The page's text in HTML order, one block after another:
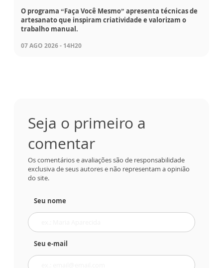
O programa “Faça Você Mesmo” apresenta técnicas de
artesanato que inspiram criatividade e valorizam o
trabalho manual.
07 AGO 2026 - 14H20
Seja o primeiro a
comentar
Os comentários e avaliações são de responsabilidade
exclusiva de seus autores e não representam a opinião
do site.
Seu nome
Seu e-mail